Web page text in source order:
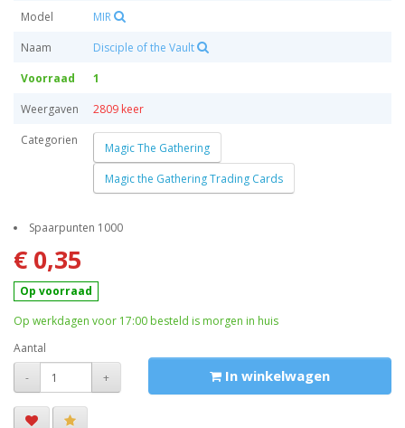
Model
MIR
Naam
Disciple of the Vault
Voorraad
1
Weergaven
2809 keer
Categorien
Magic The Gathering
Magic the Gathering Trading Cards
Spaarpunten 1000
€ 0,35
Op voorraad
Op werkdagen voor 17:00 besteld is morgen in huis
Aantal
-
+ In winkelwagen